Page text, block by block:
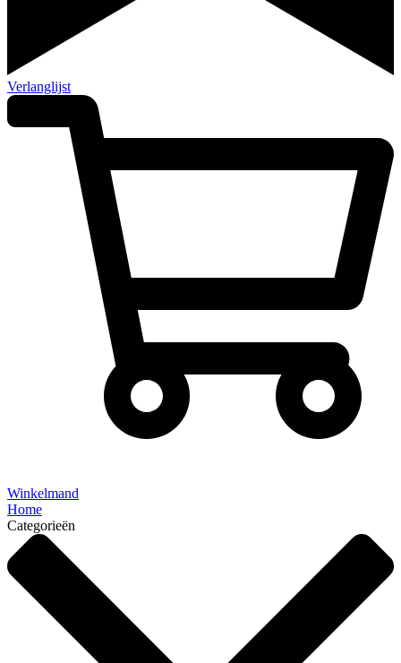
Verlanglijst
Winkelmand
Home
Categorieën